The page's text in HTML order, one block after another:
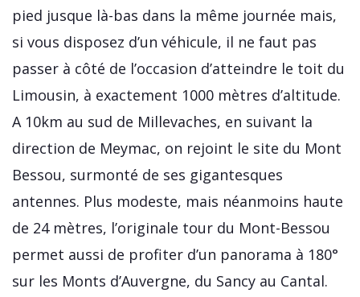
pied jusque là-bas dans la même journée mais,
si vous disposez d’un véhicule, il ne faut pas
passer à côté de l’occasion d’atteindre le toit du
Limousin, à exactement 1000 mètres d’altitude.
A 10km au sud de Millevaches, en suivant la
direction de Meymac, on rejoint le site du Mont
Bessou, surmonté de ses gigantesques
antennes. Plus modeste, mais néanmoins haute
de 24 mètres, l’originale tour du Mont-Bessou
permet aussi de profiter d’un panorama à 180°
sur les Monts d’Auvergne, du Sancy au Cantal.